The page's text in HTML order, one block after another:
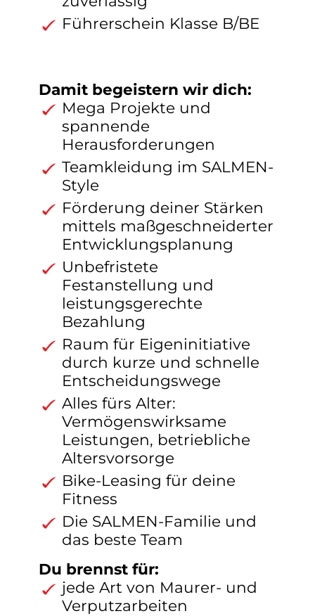
Führerschein Klasse B/BE
Damit begeistern wir dich:
Mega Projekte und
spannende
Herausforderungen
Teamkleidung im SALMEN-
Style
Förderung deiner Stärken
mittels maßgeschneiderter
Entwicklungsplanung
Unbefristete
Festanstellung und
leistungsgerechte
Bezahlung
Raum für Eigeninitiative
durch kurze und schnelle
Entscheidungswege
Alles fürs Alter:
Vermögenswirksame
Leistungen, betriebliche
Altersvorsorge
Bike-Leasing für deine
Fitness
Die SALMEN-Familie und
das beste Team
Du brennst für:
jede Art von Maurer- und
Verputzarbeiten